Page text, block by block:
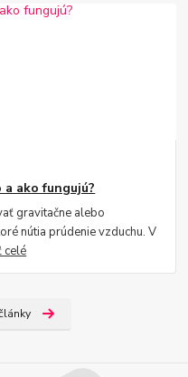
ako fungujú?
gravitačne alebo
nútia prúdenie vzduchu. V
celé